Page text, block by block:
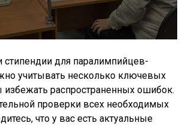
для паралимпийцев-
учитывать несколько ключевых
распространенных ошибок.
проверки всех необходимых
что у вас есть актуальные